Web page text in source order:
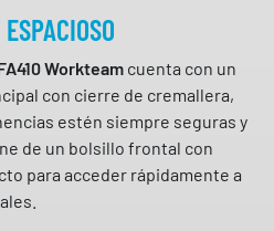
Workteam cuenta con un
con cierre de cremallera,
estén siempre seguras y
de un bolsillo frontal con
para acceder rápidamente a